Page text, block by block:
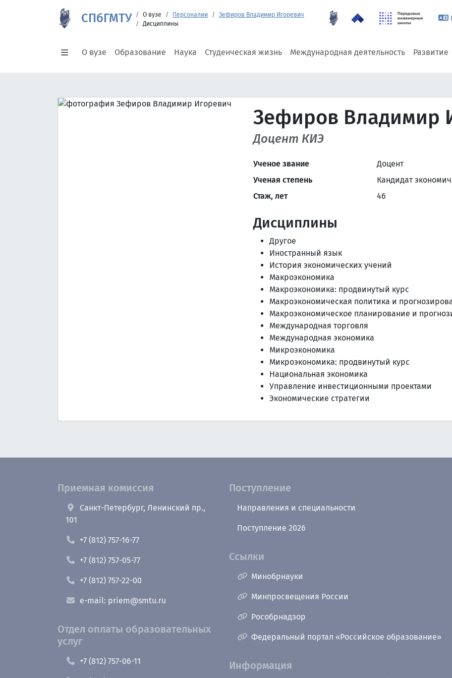
СПбГМТУ О вузе Персоналии
Зефиров Владимир Игоревич
Дисциплины
О вузе Образование Наука Студенческая жизнь Международная деятельность Развитие
Зефиров Владимир
Доцент КИЭ
Ученое звание
Доцент
Ученая степень
Кандидат
Стаж, лет
46
Дисциплины
Другое
Иностранный язык
История экономических учений
Макроэкономика
Макроэкономика: продвинутый курс
Макроэкономическая политика и
Макроэкономическое планирование и
Международная торговля
Международная экономика
Микроэкономика
Микроэкономика: продвинутый курс
Национальная экономика
Управление инвестиционными проектами
Экономические стратегии
Приемная комиссия
Санкт-Петербург, Ленинский пр.,
101
+7 (812) 757-16-77
+7 (812) 757-05-77
+7 (812) 757-22-00
e-mail: priem@smtu.ru
Отдел оплаты образовательных
услуг
+7 (812) 757-06-11
Поступление
Направления и специальности
Поступление 2026
Ссылки
Минобрнауки
Минпросвещения России
Рособрнадзор
Федеральный портал «Российское образование»
Информация